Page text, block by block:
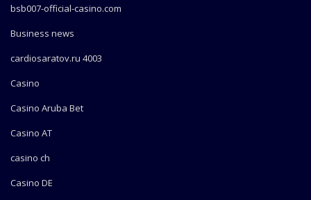
bsb007-official-casino.com
Business news
cardiosaratov.ru 4003
Casino
Casino Aruba Bet
Casino AT
casino ch
Casino DE